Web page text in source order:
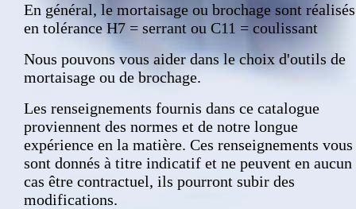
En général, le mortaisage ou brochage sont réalisés
en tolérance H7 = serrant ou C11 = coulissant
Nous pouvons vous aider dans le choix d'outils de
mortaisage ou de brochage.
Les renseignements fournis dans ce catalogue
proviennent des normes et de notre longue
expérience en la matière. Ces renseignements vous
sont donnés à titre indicatif et ne peuvent en aucun
cas être contractuel, ils pourront subir des
modifications.